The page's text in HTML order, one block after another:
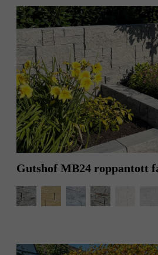
Gutshof MB24 roppantott